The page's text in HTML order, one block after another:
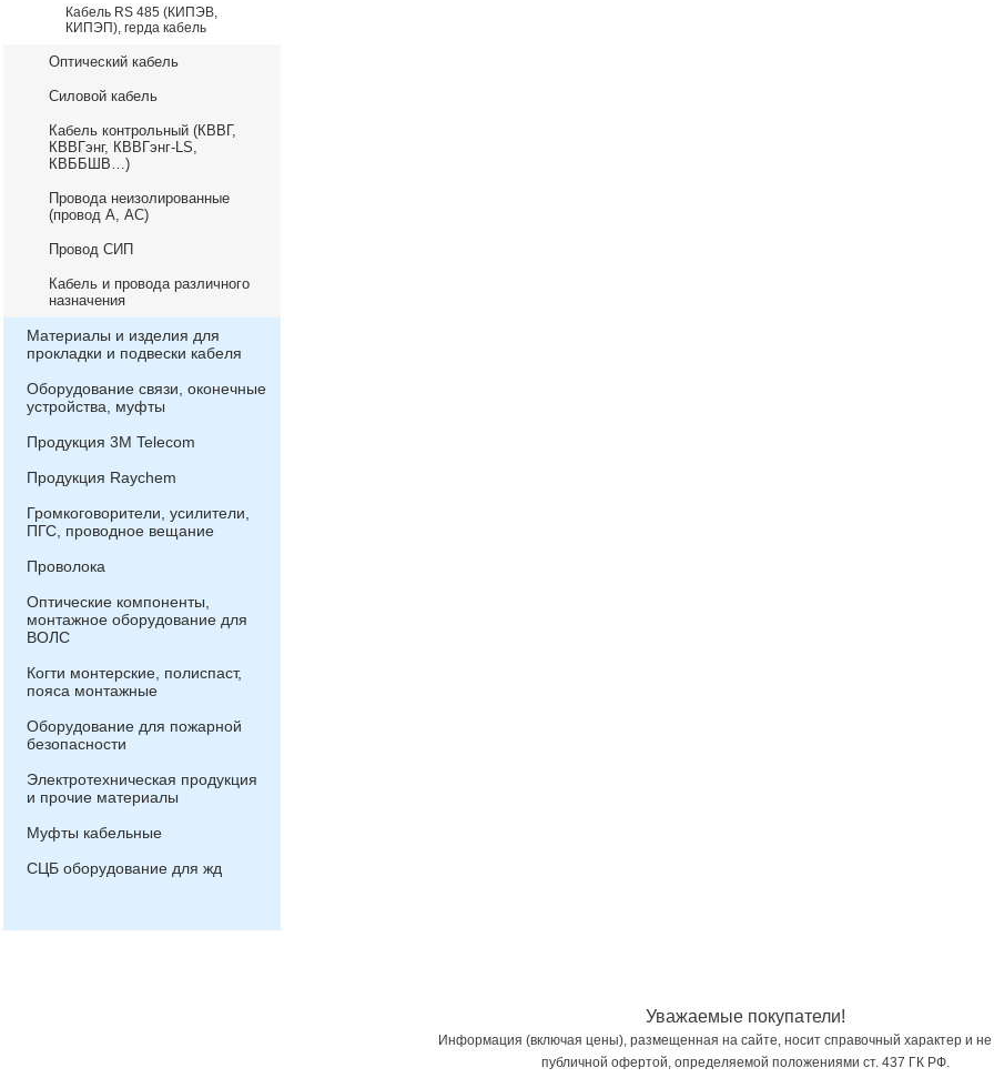
Кабель RS 485 (КИПЭВ,
КИПЭП), герда кабель
Оптический кабель
Силовой кабель
Кабель контрольный (КВВГ,
КВВГэнг, КВВГэнг-LS,
КВББШВ…)
Провода неизолированные
(провод А, АС)
Провод СИП
Кабель и провода различного
назначения
Материалы и изделия для
прокладки и подвески кабеля
Оборудование связи, оконечные
устройства, муфты
Продукция 3М Telecom
Продукция Raychem
Громкоговорители, усилители,
ПГС, проводное вещание
Проволока
Оптические компоненты,
монтажное оборудование для
ВОЛС
Когти монтерские, полиспаст,
пояса монтажные
Оборудование для пожарной
безопасности
Электротехническая продукция
и прочие материалы
Муфты кабельные
СЦБ оборудование для жд
Уважаемые покупатели!
Информация (включая цены), размещенная на сайте, носит справочный характер и не
публичной офертой, определяемой положениями ст. 437 ГК РФ.